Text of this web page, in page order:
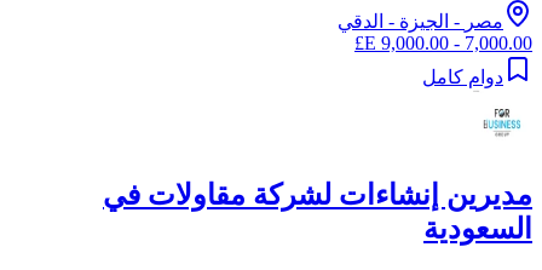
مصر - الجيزة - الدقي
7,000.00 - 9,000.00 E£
دوام كامل
مديرين إنشاءات لشركة مقاولات في
السعودية